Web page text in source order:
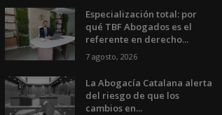
Especialización total: por
qué TBF Abogados es el
referente en derecho...
7 agosto, 2026
La Abogacía Catalana alerta
del riesgo de que los
cambios en...